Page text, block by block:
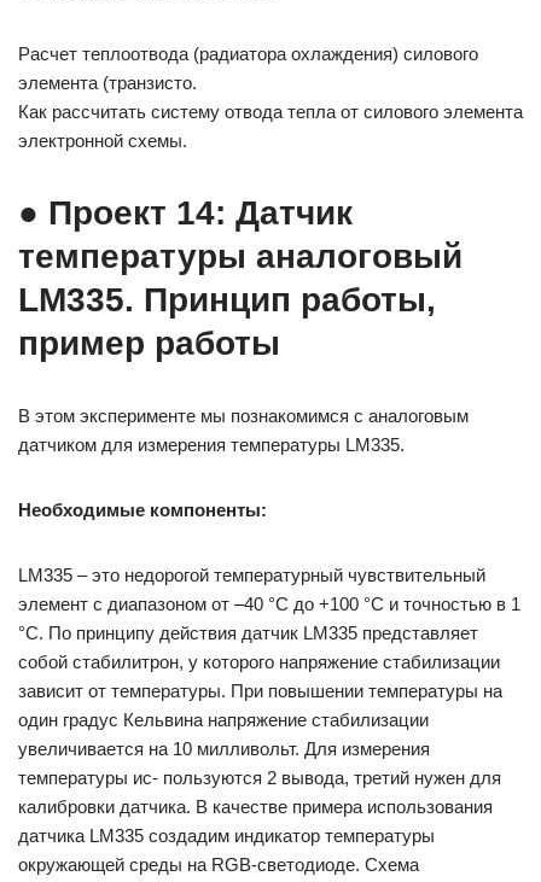
Расчет теплоотвода (радиатора охлаждения) силового
элемента (транзисто.
Как рассчитать систему отвода тепла от силового элемента
электронной схемы.
● Проект 14: Датчик
температуры аналоговый
LM335. Принцип работы,
пример работы
В этом эксперименте мы познакомимся с аналоговым
датчиком для измерения температуры LM335.
Необходимые компоненты:
LM335 – это недорогой температурный чувствительный
элемент с диапазоном от –40 °C до +100 °C и точностью в 1
°C. По принципу действия датчик LM335 представляет
собой стабилитрон, у которого напряжение стабилизации
зависит от температуры. При повышении температуры на
один градус Кельвина напряжение стабилизации
увеличивается на 10 милливольт. Для измерения
температуры ис- пользуются 2 вывода, третий нужен для
калибровки датчика. В качестве примера использования
датчика LM335 создадим индикатор температуры
окружающей среды на RGB-светодиоде. Схема